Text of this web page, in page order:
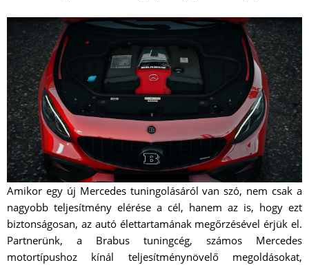
Amikor egy új Mercedes tuningolásáról van szó, nem csak a
nagyobb teljesítmény elérése a cél, hanem az is, hogy ezt
biztonságosan, az autó élettartamának megőrzésével érjük el.
Partnerünk, a Brabus tuningcég, számos Mercedes
motortípushoz kínál teljesítménynövelő megoldásokat,